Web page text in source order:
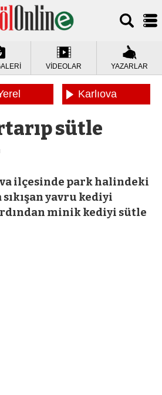
VİDEOLAR YAZARLAR
Karlıova
sütle
ilçesinde park halindeki
yavru kediyi
minik kediyi sütle